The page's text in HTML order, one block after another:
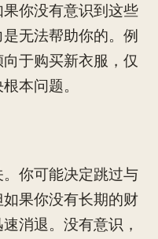
你没有意识到这些
无法帮助你的。例
于购买新衣服，仅
本问题。
你可能决定跳过与
果你没有长期的财
消退。没有意识，